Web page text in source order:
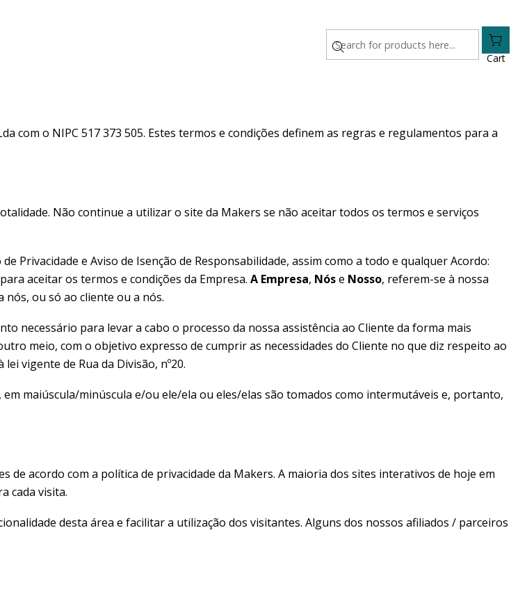
Cart
com o NIPC 517 373 505. Estes termos e condições definem as regras e regulamentos para a
Não continue a utilizar o site da Makers se não aceitar todos os termos e serviços
Privacidade e Aviso de Isenção de Responsabilidade, assim como a todo e qualquer Acordo:
aceitar os termos e condições da Empresa. A Empresa, Nóse Nosso, referem-se à nossa
ou só ao cliente ou a nós.
necessário para levar a cabo o processo da nossa assistência ao Cliente da forma mais
meio, com o objetivo expresso de cumprir as necessidades do Cliente no que diz respeito ao
vigente de Rua da Divisão, nº20.
maiúscula/minúscula e/ou ele/ela ou eles/elas são tomados como intermutáveis e, portanto,
de acordo com a política de privacidade da Makers. A maioria dos sites interativos de hoje em
cada visita.
desta área e facilitar a utilização dos visitantes. Alguns dos nossos afiliados / parceiros